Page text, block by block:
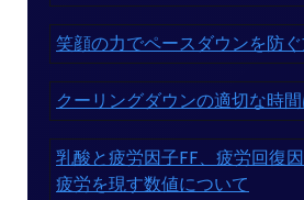
笑顔の力でペースダウンを防
クーリングダウンの適切な時間
乳酸と疲労因子FF、疲労回復
疲労を現す数値について